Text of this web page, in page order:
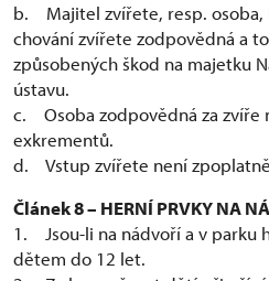
b. Majitel zvířete, resp. osoba,
chování zvířete zodpovědná a
způsobených škod na majetku
ústavu.
c. Osoba zodpovědná za zvíře
exkrementů.
d. Vstup zvířete není
Článek 8 – HERNÍ PRVKY NA
1. Jsou-li na nádvoří a v parku
dětem do 12 let.